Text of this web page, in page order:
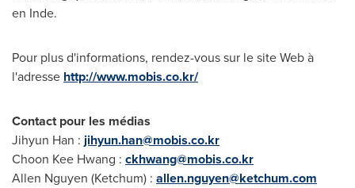
en Inde.
Pour plus d'informations, rendez-vous sur le site Web à
l'adresse http://www.mobis.co.kr/
Contact pour les médias
Jihyun Han : jihyun.han@mobis.co.kr
Choon Kee Hwang : ckhwang@mobis.co.kr
Allen Nguyen (Ketchum) : allen.nguyen@ketchum.com